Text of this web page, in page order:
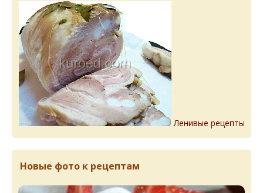
Ленивые рецепты
Новые фото к рецептам